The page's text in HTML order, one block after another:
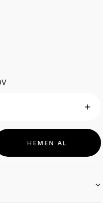
HEMEN AL